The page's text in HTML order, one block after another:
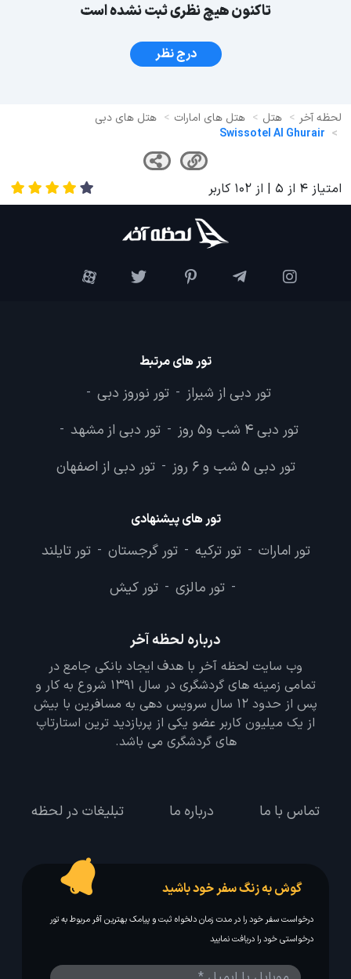
تاکنون هیچ نظری ثبت نشده است
درج نظر
لحظه آخر هتل هتل های امارات
هتل های دبی
Swissotel Al Ghurair
امتیاز 4 از 5 | از 102 کاربر
تور های مرتبط
تور دبی از شیراز - تور نوروز دبی -
تور دبی 4 شب و5 روز - تور دبی از مشهد -
تور دبی 5 شب و 6 روز - تور دبی از اصفهان
تور های پیشنهادی
تور امارات - تور ترکیه - تور گرجستان - تور تایلند
- تور مالزی - تور کیش
درباره لحظه آخر
وب سایت لحظه آخر با هدف ایجاد بانکی جامع در
تمامی زمینه های گردشگری در سال 1391 شروع به کار و
پس از حدود 12 سال سرویس دهی به مسافرین با بیش
از یک میلیون کاربر عضو یکی از پربازدید ترین استارتاپ
های گردشگری می باشد.
تماس با ما درباره ما تبلیغات در لحظه
گوش به زنگ سفر خود باشید
درخواست سفر خود را در مدت زمان دلخواه ثبت و پیامک بهترین آفر مربوط به تور
درخواستی خود را دریافت نمایید